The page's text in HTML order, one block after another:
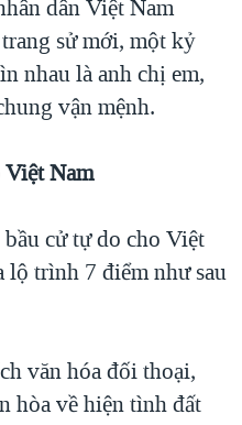
dân Việt Nam
sử mới, một kỷ
nhau là anh chị em,
vận mệnh.
Nam
cử tự do cho Việt
lộ trình 7 điểm như sau
văn hóa đối thoại,
hòa về hiện tình đất